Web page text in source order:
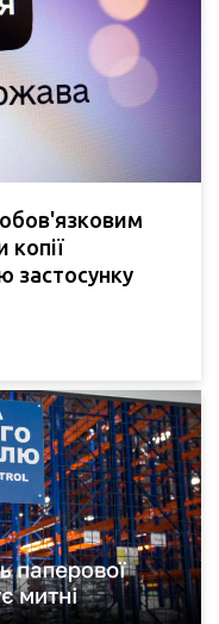
застосунку